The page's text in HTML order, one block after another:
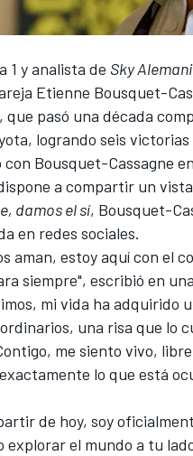
1 y analista de Sky
Etienne Bousquet-
que pasó una década
logrando seis
Bousquet-Cassagne
a compartir un
damos el sí, Bousquet-
en redes sociales.
aman, estoy aquí con el
siempre", escribió en
mi vida ha
una risa que lo
me siento vivo,
lo que está
de hoy, soy
el mundo a tu